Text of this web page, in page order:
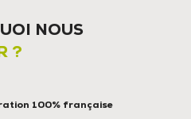
NOUS
?
100% française